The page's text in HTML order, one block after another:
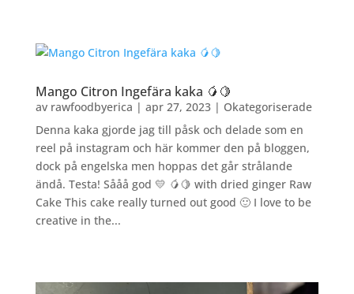
Mango Citron Ingefära kaka 🥭🍋
av rawfoodbyerica | apr 27, 2023| Okategoriserade
Denna kaka gjorde jag till påsk och delade som en
reel på instagram och här kommer den på bloggen,
dock på engelska men hoppas det går strålande
ändå. Testa! Sååå god 💛 🥭🍋 with dried ginger Raw
Cake This cake really turned out good 🙂 I love to be
creative in the...